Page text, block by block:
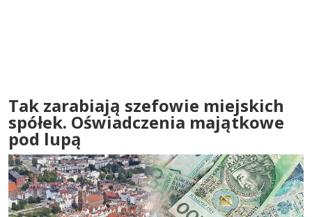
Tak zarabiają szefowie miejskich
spółek. Oświadczenia majątkowe
pod lupą